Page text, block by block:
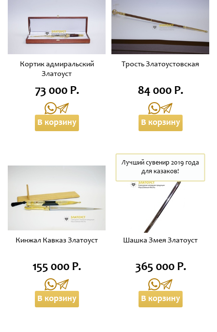
Кортик адмиральский
Златоуст
73 000 Р.
В корзину
Трость Златоустовская
84 000 Р.
В корзину
Кинжал Кавказ Златоуст
155 000 Р.
В корзину
Шашка Змея Златоуст
Лучший сувенир 2019 года
для казаков!
365 000 Р.
В корзину